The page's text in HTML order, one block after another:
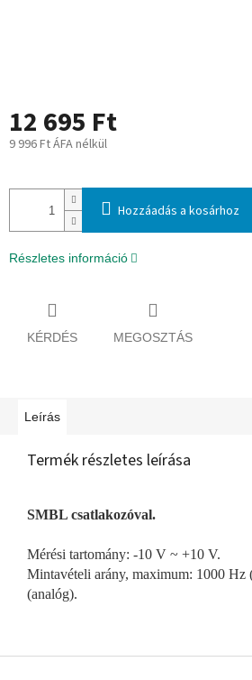
12 695 Ft
9 996 Ft ÁFA nélkül
Hozzáadás a kosárhoz
Részletes információ
KÉRDÉS MEGOSZTÁS
Leírás
Termék részletes leírása
SMBL csatlakozóval.
Mérési tartomány: -10 V ~ +10 V.
Mintavételi arány, maximum: 1000
(analóg).
L